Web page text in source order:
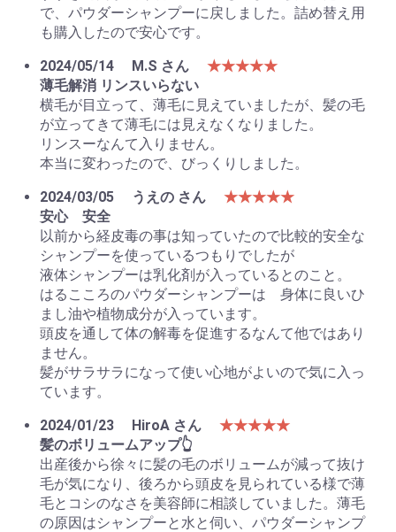
で、パウダーシャンプーに戻しました。詰め替え用
も購入したので安心です。
2024/05/14
M.S さん
★★★★★
薄毛解消 リンスいらない
横毛が目立って、薄毛に見えていましたが、髪の毛
が立ってきて薄毛には見えなくなりました。
リンスーなんて入りません。
本当に変わったので、びっくりしました。
2024/03/05
うえの さん
★★★★★
安心 安全
以前から経皮毒の事は知っていたので比較的安全な
シャンプーを使っているつもりでしたが
液体シャンプーは乳化剤が入っているとのこと。
はるこころのパウダーシャンプーは 身体に良いひ
まし油や植物成分が入っています。
頭皮を通して体の解毒を促進するなんて他ではあり
ません。
髪がサラサラになって使い心地がよいので気に入っ
ています。
2024/01/23
HiroA さん
★★★★★
髪のボリュームアップ👆
出産後から徐々に髪の毛のボリュームが減って抜け
毛が気になり、後ろから頭皮を見られている様で薄
毛とコシのなさを美容師に相談していました。薄毛
の原因はシャンプーと水と伺い、パウダーシャンプ